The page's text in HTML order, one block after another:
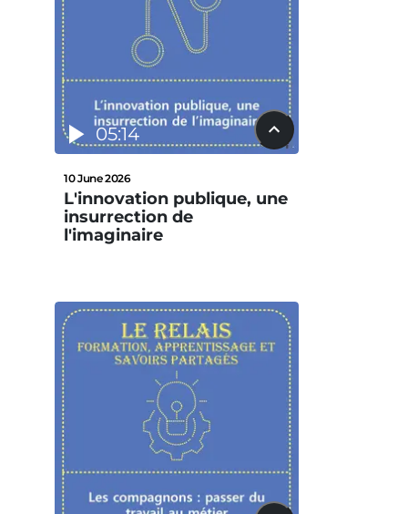
05:14
10 June 2026
L'innovation publique, une
insurrection de
l'imaginaire